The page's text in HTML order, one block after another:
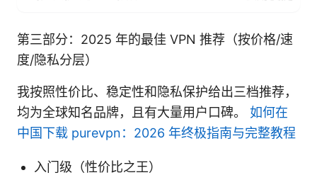
第三部分：2025 年的最佳 VPN 推荐（按价格/速
度/隐私分层）
我按照性价比、稳定性和隐私保护给出三档推荐，
均为全球知名品牌，且有大量用户口碑。 如何在
中国下载 purevpn：2026 年终极指南与完整教程
入门级（性价比之王）